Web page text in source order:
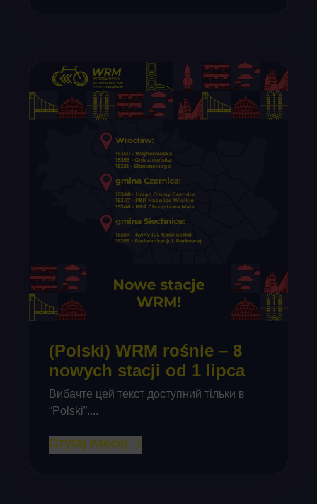
(Polski) WRM rośnie – 8
nowych stacji od 1 lipca
Вибачте цей текст доступний тільки в
“Polski”....
Czytaj więcej